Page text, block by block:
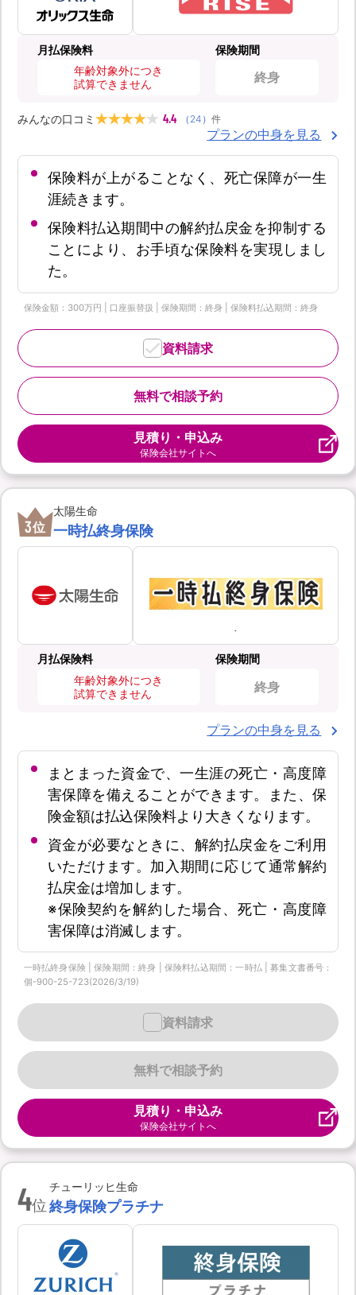
月払保険料
年齢対象外につき
試算できません
保険期間
終身
みんなの口コミ 4.4 （ 24 ） 件
プランの中身を見る
保険料が上がることなく、死亡保障が一生
涯続きます。
保険料払込期間中の解約払戻金を抑制する
ことにより、お手頃な保険料を実現しまし
た。
保険金額：300万円 | 口座振替扱 | 保険期間：終身 | 保険料払込期間：終身
無料で相談予約
資料請求
見積り・申込み
保険会社サイトへ
3位
太陽生命
一時払終身保険
月払保険料
年齢対象外につき
試算できません
保険期間
終身
プランの中身を見る
まとまった資金で、一生涯の死亡・高度障
害保障を備えることができます。また、保
険金額は払込保険料より大きくなります。
資金が必要なときに、解約払戻金をご利用
いただけます。加入期間に応じて通常解約
払戻金は増加します。
※保険契約を解約した場合、死亡・高度障
害保障は消滅します。
一時払終身保険 | 保険期間：終身 | 保険料払込期間：一時払 | 募集文書番号：
個-900-25-723(2026/3/19)
無料で相談予約
資料請求
見積り・申込み
保険会社サイトへ
4位
チューリッヒ生命
終身保険プラチナ